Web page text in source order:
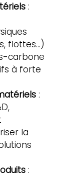
:
flottes…)
carbone
à forte
:
la
: